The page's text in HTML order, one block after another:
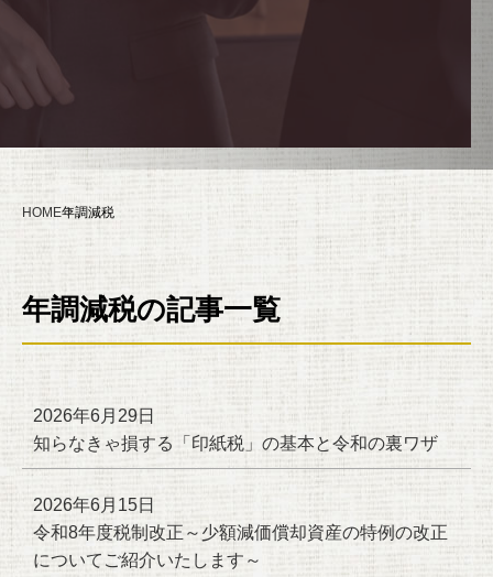
HOME年調減税
年調減税の記事一覧
2026年6月29日
知らなきゃ損する「印紙税」の基本と令和の裏ワザ
2026年6月15日
令和8年度税制改正～少額減価償却資産の特例の改正
についてご紹介いたします～